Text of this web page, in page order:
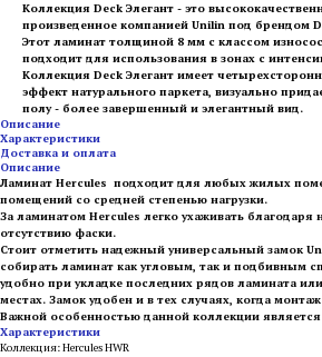
Коллекция Deck Элегант - это
произведенное компанией Unilin под брендом
Этот ламинат толщиной 8 мм с классом
подходит для использования в зонах с
Коллекция Deck Элегант имеет
эффект натурального паркета, визуально
полу - более завершенный и элегантный вид.
Описание
Характеристики
Доставка и оплата
Описание
Ламинат Hercules подходит для любых жилых
помещений со средней степенью нагрузки.
За ламинатом Hercules легко ухаживать благодаря
отсутствию фаски.
Стоит отметить надежный универсальный замок
собирать ламинат как угловым, так и подбивным
удобно при укладке последних рядов ламината
местах. Замок удобен и в тех случаях, когда
Важной особенностью данной коллекции является
Характеристики
Коллекция: Hercules HWR